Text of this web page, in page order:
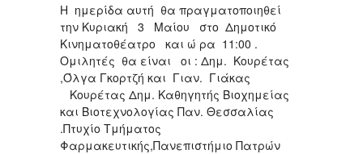
Η ημερίδα αυτή θα πραγματοποιηθεί
την Κυριακή 3 Μαίου στο Δημοτικό
Κινηματοθέατρο και ώ ρα 11:00 .
Ομιλητές θα είναι οι : Δημ. Κουρέτας
,Όλγα Γκορτζή και Γιαν. Γιάκας
Κουρέτας Δημ. Καθηγητής Βιοχημείας
και Βιοτεχνολογίας Παν. Θεσσαλίας
.Πτυχίο Τμήματος
Φαρμακευτικής,Πανεπιστήμιο Πατρών